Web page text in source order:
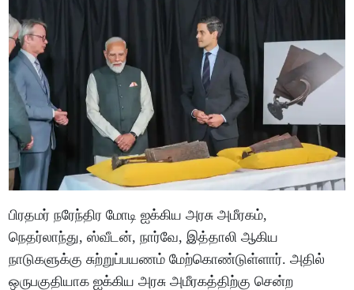
பிரதமர் நரேந்திர மோடி ஐக்கிய அரசு அமீரகம்,
நெதர்லாந்து, ஸ்வீடன், நார்வே, இத்தாலி ஆகிய
நாடுகளுக்கு சுற்றுப்பயணம் மேற்கொண்டுள்ளார். அதில்
ஒருபகுதியாக ஐக்கிய அரசு அமீரகத்திற்கு சென்ற